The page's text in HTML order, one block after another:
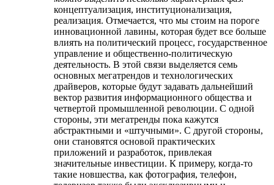
концептуализация, институционализация,
реализация. Отмечается, что мы стоим на пороге
инновационной лавины, которая будет все больше
влиять на политический процесс, государственное
управление и общественно-политическую
деятельность. В этой связи выделяется семь
основных мегатрендов и технологических
драйверов, которые будут задавать дальнейший
вектор развития информационного общества и
четвертой промышленной революции. С одной
стороны, эти мегатренды пока кажутся
абстрактными и «штучными». С другой стороны,
они становятся основой практических
приложений и разработок, привлекая
значительные инвестиции. К примеру, когда-то
такие новшества, как фотография, телефон,